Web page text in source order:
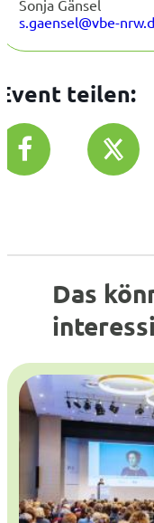
Sonja Gänsel
s.gaensel@vbe-
teilen:
Das